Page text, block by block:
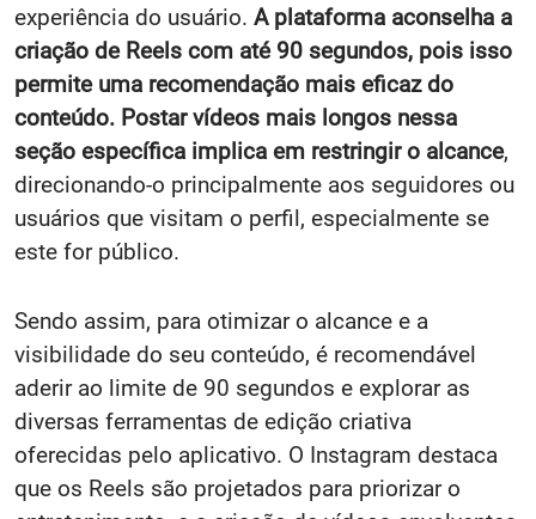
experiência do usuário. A plataforma aconselha a
criação de Reels com até 90 segundos, pois isso
permite uma recomendação mais eficaz do
conteúdo. Postar vídeos mais longos nessa
seção específica implica em restringir o alcance,
direcionando-o principalmente aos seguidores ou
usuários que visitam o perfil, especialmente se
este for público.
Sendo assim, para otimizar o alcance e a
visibilidade do seu conteúdo, é recomendável
aderir ao limite de 90 segundos e explorar as
diversas ferramentas de edição criativa
oferecidas pelo aplicativo. O Instagram destaca
que os Reels são projetados para priorizar o